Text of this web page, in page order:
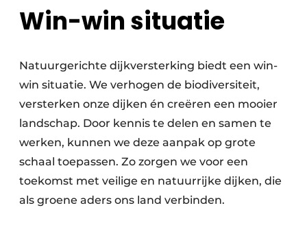
Win-win situatie
Natuurgerichte dijkversterking biedt een win-
win situatie. We verhogen de biodiversiteit,
versterken onze dijken én creëren een mooier
landschap. Door kennis te delen en samen te
werken, kunnen we deze aanpak op grote
schaal toepassen. Zo zorgen we voor een
toekomst met veilige en natuurrijke dijken, die
als groene aders ons land verbinden.